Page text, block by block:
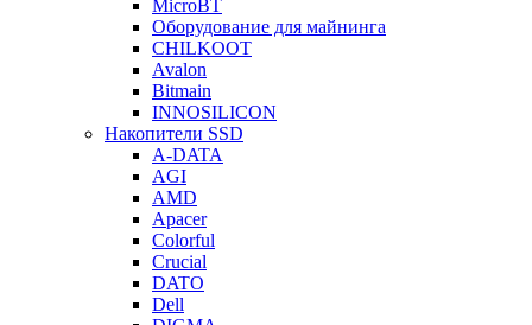
MicroBT
Оборудование для майнинга
CHILKOOT
Avalon
Bitmain
INNOSILICON
Накопители SSD
A-DATA
AGI
AMD
Apacer
Colorful
Crucial
DATO
Dell